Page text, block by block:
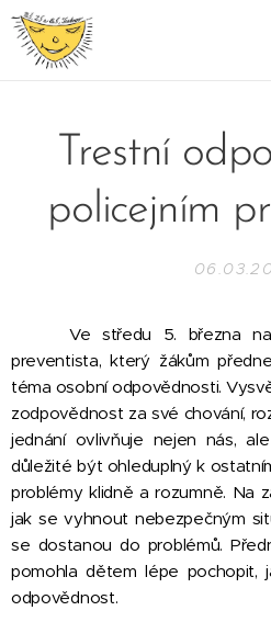
Trestní
policejním
Ve středu 5. března
preventista, který žákům
téma osobní odpovědnosti.
zodpovědnost za své chování,
jednání ovlivňuje nejen nás,
důležité být ohleduplný k
problémy klidně a rozumně. Na
jak se vyhnout nebezpečným
se dostanou do problémů.
pomohla dětem lépe pochopit,
odpovědnost.